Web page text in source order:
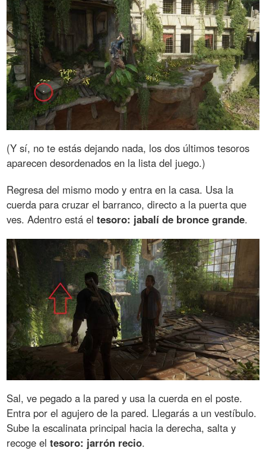
(Y sí, no te estás dejando nada, los dos últimos tesoros
aparecen desordenados en la lista del juego.)
Regresa del mismo modo y entra en la casa. Usa la
cuerda para cruzar el barranco, directo a la puerta que
ves. Adentro está eltesoro: jabalí de bronce grande.
Sal, ve pegado a la pared y usa la cuerda en el poste.
Entra por el agujero de la pared. Llegarás a un vestíbulo.
Sube la escalinata principal hacia la derecha, salta y
recoge eltesoro: jarrón recio.